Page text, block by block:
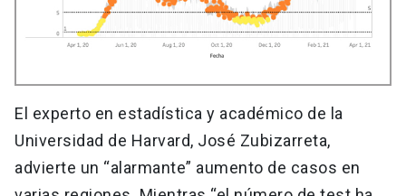
El experto en estadística y académico de la
Universidad de Harvard, ​José Zubizarreta,
advierte un “alarmante” aumento de casos en